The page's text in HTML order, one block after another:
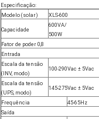
Especificação:
Modelo (solar)
XLS-600
Capacidade
600VA/
500W
Fator de poder 0,8
Entrada
Escala da tensão
(INV, modo)
100-290Vac ± 5Vac
Escala da tensão
(UPS, modo)
145-275Vac ± 5Vac
Frequência
45-65Hz
Saída